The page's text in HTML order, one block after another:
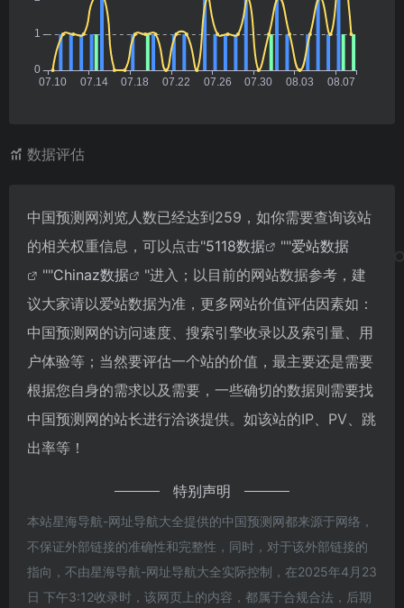
数据评估
中国预测网浏览人数已经达到259，如你需要查询该站
的相关权重信息，可以点击"5118数据 ""爱站数据
""Chinaz数据
"进入；以目前的网站数据参考，建
议大家请以爱站数据为准，更多网站价值评估因素如：
中国预测网的访问速度、搜索引擎收录以及索引量、用
户体验等；当然要评估一个站的价值，最主要还是需要
根据您自身的需求以及需要，一些确切的数据则需要找
中国预测网的站长进行洽谈提供。如该站的IP、PV、跳
出率等！
特别声明
本站星海导航-网址导航大全提供的中国预测网都来源于网络，
不保证外部链接的准确性和完整性，同时，对于该外部链接的
指向，不由星海导航-网址导航大全实际控制，在2025年4月23
日 下午3:12收录时，该网页上的内容，都属于合规合法，后期